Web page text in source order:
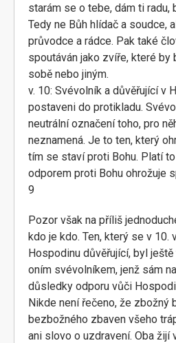
starám se o tebe, dám ti radu,
Tedy ne Bůh hlídač a soudce,
průvodce a rádce. Pak také
spoutáván jako zvíře, které by
sobě nebo jiným.
v. 10: Svévolník a důvěřující v
postaveni do protikladu.
neutrální označení toho, pro
neznamená. Je to ten, který
tím se staví proti Bohu. Platí
odporem proti Bohu ohrožuje
9
Pozor však na příliš
kdo je kdo. Ten, který se v 10.
Hospodinu důvěřující, byl ještě
oním svévolníkem, jenž sám
důsledky odporu vůči
Nikde není řečeno, že zbožný
bezbožného zbaven všeho
ani slovo o uzdravení. Oba žijí